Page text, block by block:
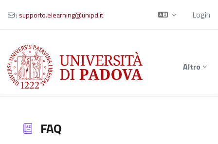
Vai al contenuto principale
: supporto.elearning@unipd.it Login
Altro
FAQ